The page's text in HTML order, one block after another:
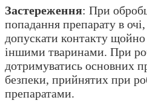
Застереження: При
попадання препарату в
допускати контакту
іншими тваринами. При
дотримуватись основних
безпеки, прийнятих при
препаратами.